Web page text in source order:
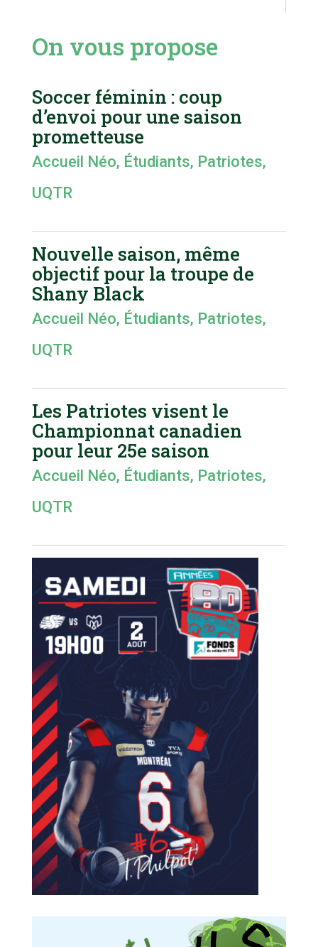
On vous propose
Soccer féminin : coup
d’envoi pour une saison
prometteuse
Accueil Néo, Étudiants, Patriotes,
UQTR
Nouvelle saison, même
objectif pour la troupe de
Shany Black
Accueil Néo, Étudiants, Patriotes,
UQTR
Les Patriotes visent le
Championnat canadien
pour leur 25e saison
Accueil Néo, Étudiants, Patriotes,
UQTR